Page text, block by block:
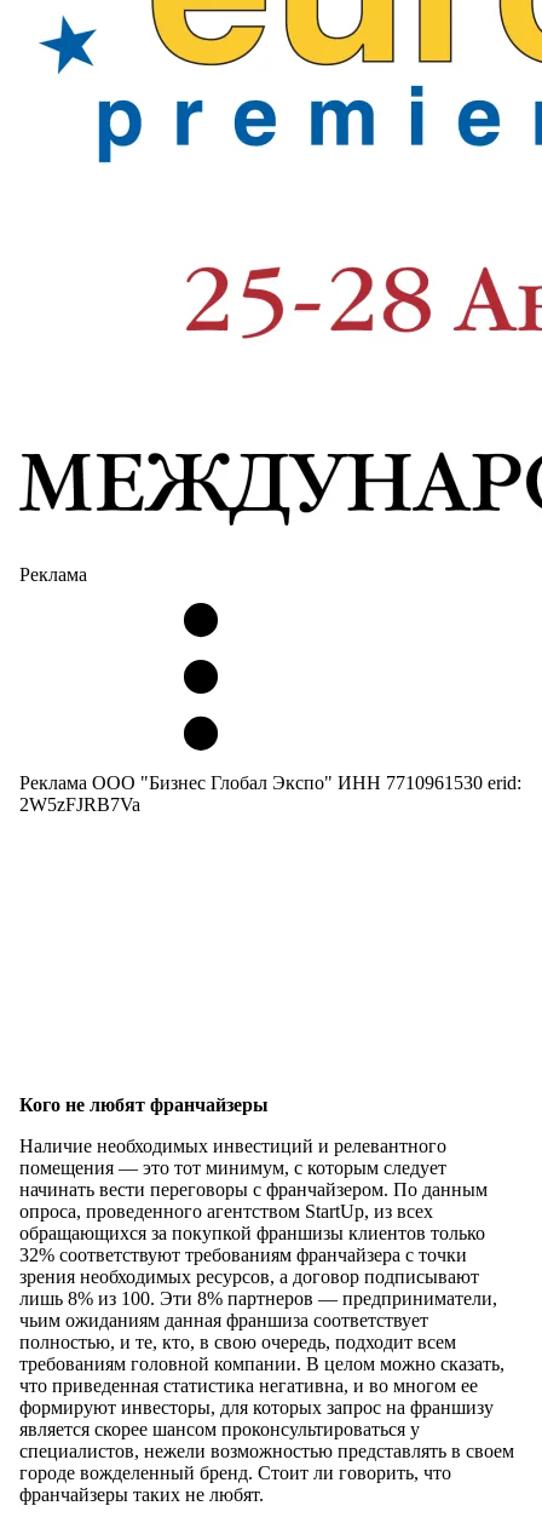
Реклама
Реклама ООО "Бизнес Глобал Экспо" ИНН 7710961530 erid:
2W5zFJRB7Va
Кого не любят франчайзеры
Наличие необходимых инвестиций и релевантного
помещения — это тот минимум, с которым следует
начинать вести переговоры с франчайзером. По данным
опроса, проведенного агентством StartUp, из всех
обращающихся за покупкой франшизы клиентов только
32% соответствуют требованиям франчайзера с точки
зрения необходимых ресурсов, а договор подписывают
лишь 8% из 100. Эти 8% партнеров — предприниматели,
чьим ожиданиям данная франшиза соответствует
полностью, и те, кто, в свою очередь, подходит всем
требованиям головной компании. В целом можно сказать,
что приведенная статистика негативна, и во многом ее
формируют инвесторы, для которых запрос на франшизу
является скорее шансом проконсультироваться у
специалистов, нежели возможностью представлять в своем
городе вожделенный бренд. Стоит ли говорить, что
франчайзеры таких не любят.